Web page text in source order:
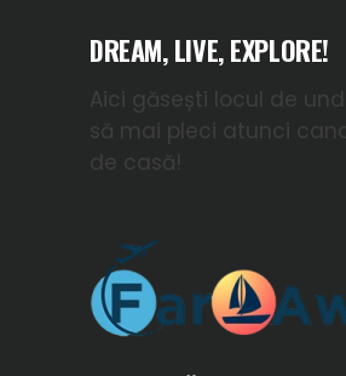
DREAM, LIVE, EXPLORE!
Aici găsești locul de
să mai pleci atunci
de casă!